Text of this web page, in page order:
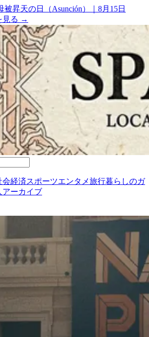
被昇天の日（Asunción）
8月15日
見る →
会経済スポーツエンタメ旅行暮らしのガ
アーカイブ